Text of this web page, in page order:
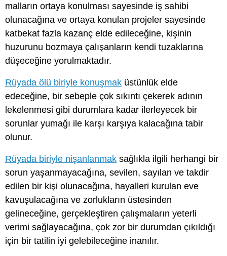
malların ortaya konulması sayesinde iş sahibi
olunacağına ve ortaya konulan projeler sayesinde
katbekat fazla kazanç elde edileceğine, kişinin
huzurunu bozmaya çalışanların kendi tuzaklarına
düşeceğine yorulmaktadır.
Rüyada ölü biriyle konuşmak üstünlük elde
edeceğine, bir sebeple çok sıkıntı çekerek adının
lekelenmesi gibi durumlara kadar ilerleyecek bir
sorunlar yumağı ile karşı karşıya kalacağına tabir
olunur.
Rüyada biriyle nişanlanmak sağlıkla ilgili herhangi bir
sorun yaşanmayacağına, sevilen, sayılan ve takdir
edilen bir kişi olunacağına, hayalleri kurulan eve
kavuşulacağına ve zorlukların üstesinden
gelineceğine, gerçekleştiren çalışmaların yeterli
verimi sağlayacağına, çok zor bir durumdan çıkıldığı
için bir tatilin iyi gelebileceğine inanılır.